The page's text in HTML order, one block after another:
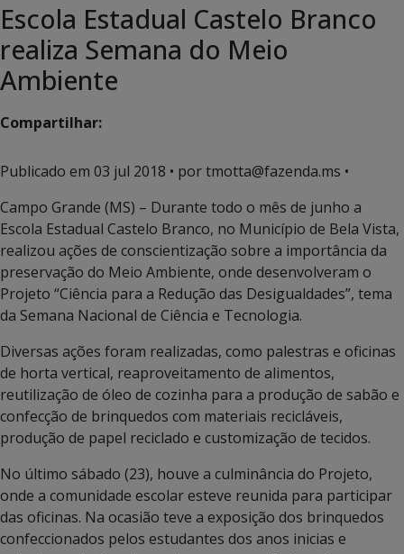
Escola Estadual Castelo Branco
realiza Semana do Meio
Ambiente
Compartilhar:
Publicado em 03 jul 2018 • por tmotta@fazenda.ms •
Campo Grande (MS) – Durante todo o mês de junho a
Escola Estadual Castelo Branco, no Município de Bela Vista,
realizou ações de conscientização sobre a importância da
preservação do Meio Ambiente, onde desenvolveram o
Projeto “Ciência para a Redução das Desigualdades”, tema
da Semana Nacional de Ciência e Tecnologia.
Diversas ações foram realizadas, como palestras e oficinas
de horta vertical, reaproveitamento de alimentos,
reutilização de óleo de cozinha para a produção de sabão e
confecção de brinquedos com materiais recicláveis,
produção de papel reciclado e customização de tecidos.
No último sábado (23), houve a culminância do Projeto,
onde a comunidade escolar esteve reunida para participar
das oficinas. Na ocasião teve a exposição dos brinquedos
confeccionados pelos estudantes dos anos inicias e